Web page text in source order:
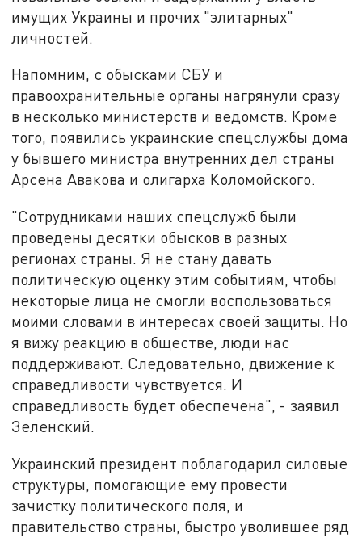
имущих Украины и прочих "элитарных"
личностей.
Напомним, с обысками СБУ и
правоохранительные органы нагрянули сразу
в несколько министерств и ведомств. Кроме
того, появились украинские спецслужбы дома
у бывшего министра внутренних дел страны
Арсена Авакова и олигарха Коломойского.
"Сотрудниками наших спецслужб были
проведены десятки обысков в разных
регионах страны. Я не стану давать
политическую оценку этим событиям, чтобы
некоторые лица не смогли воспользоваться
моими словами в интересах своей защиты. Но
я вижу реакцию в обществе, люди нас
поддерживают. Следовательно, движение к
справедливости чувствуется. И
справедливость будет обеспечена", - заявил
Зеленский.
Украинский президент поблагодарил силовые
структуры, помогающие ему провести
зачистку политического поля, и
правительство страны, быстро уволившее ряд